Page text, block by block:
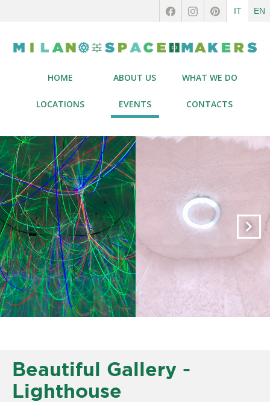
IT EN
HOME ABOUT US WHAT WE DO
LOCATIONS EVENTS CONTACTS
Beautiful Gallery -
Lighthouse